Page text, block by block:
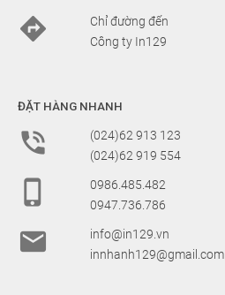

Chỉ đường đến
Công ty In129
ĐẶT HÀNG NHANH

(024)62 913 123
(024)62 919 554

0986.485.482
0947.736.786

info@in129.vn
innhanh129@gmail.com